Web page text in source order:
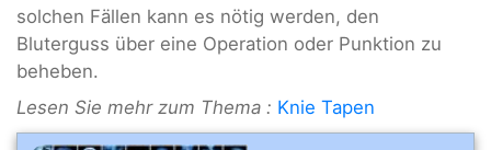
solchen Fällen kann es nötig werden, den
Bluterguss über eine Operation oder Punktion zu
beheben.
Lesen Sie mehr zum Thema : Knie Tapen